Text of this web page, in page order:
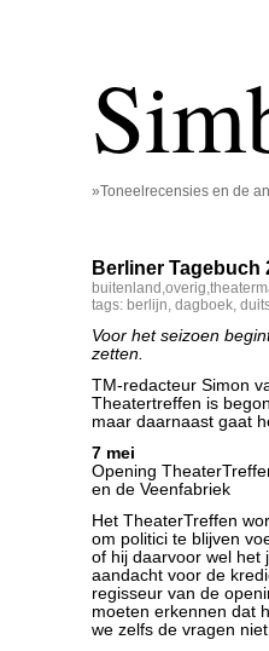
»Toneelrecensies en de
Berliner Tagebuch
buitenland ,overig,
tags: berlijn, dagboek,
Voor het seizoen
zetten.
TM-redacteur Simon
Theatertreffen is
maar daarnaast gaat
7 mei
Opening
en de Veenfabriek
Het TheaterTreffen
om politici te blijven
of hij daarvoor wel het
aandacht voor de
regisseur van de
moeten erkennen dat
we zelfs de vragen